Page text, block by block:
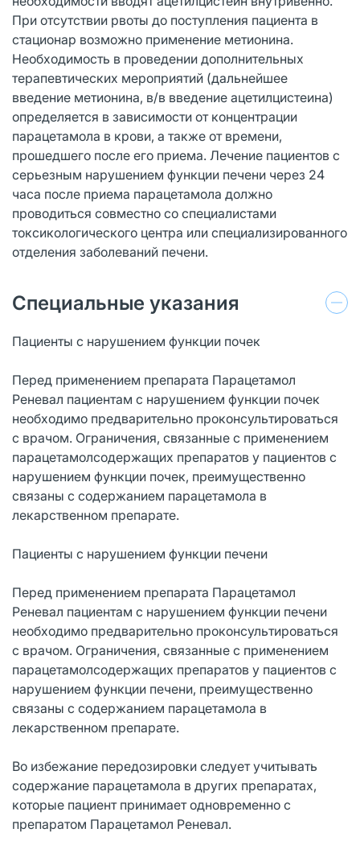
При отсутствии рвоты до поступления пациента в
стационар возможно применение метионина.
Необходимость в проведении дополнительных
терапевтических мероприятий (дальнейшее
введение метионина, в/в введение ацетилцистеина)
определяется в зависимости от концентрации
парацетамола в крови, а также от времени,
прошедшего после его приема. Лечение пациентов с
серьезным нарушением функции печени через 24
часа после приема парацетамола должно
проводиться совместно со специалистами
токсикологического центра или специализированного
отделения заболеваний печени.
Специальные указания
Пациенты с нарушением функции почек
Перед применением препарата Парацетамол
Реневал пациентам с нарушением функции почек
необходимо предварительно проконсультироваться
с врачом. Ограничения, связанные с применением
парацетамолсодержащих препаратов у пациентов с
нарушением функции почек, преимущественно
связаны с содержанием парацетамола в
лекарственном препарате.
Пациенты с нарушением функции печени
Перед применением препарата Парацетамол
Реневал пациентам с нарушением функции печени
необходимо предварительно проконсультироваться
с врачом. Ограничения, связанные с применением
парацетамолсодержащих препаратов у пациентов с
нарушением функции печени, преимущественно
связаны с содержанием парацетамола в
лекарственном препарате.
Во избежание передозировки следует учитывать
содержание парацетамола в других препаратах,
которые пациент принимает одновременно с
препаратом Парацетамол Реневал.